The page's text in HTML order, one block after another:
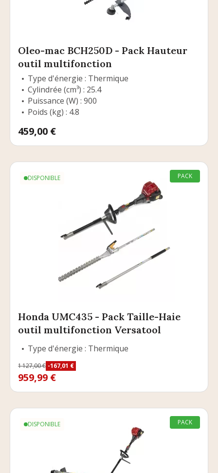
Oleo-mac BCH250D - Pack Hauteur
outil multifonction
Type d'énergie : Thermique
Cylindrée (cm³) : 25.4
Puissance (W) : 900
Poids (kg) : 4.8
Prix
459,00 €
DISPONIBLE PACK
Honda UMC435 - Pack Taille-Haie
outil multifonction Versatool
Type d'énergie : Thermique
Prix de base
1 127,00 € -167,01 €
Prix
959,99 €
DISPONIBLE PACK